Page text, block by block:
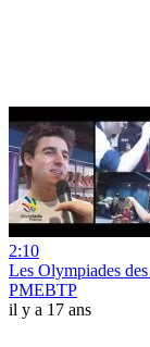
2:10
Les Olympiades
PMEBTP
il y a 17 ans